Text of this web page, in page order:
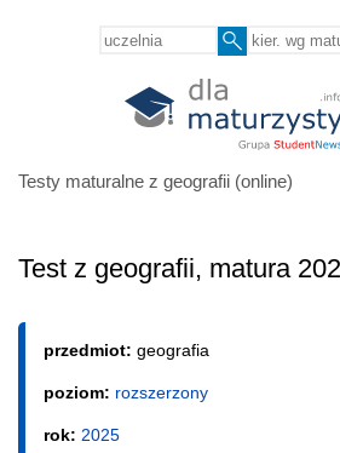
Testy maturalne z geografii (online)
Test z geografii, matura
przedmiot: geografia
poziom: rozszerzony
rok: 2025